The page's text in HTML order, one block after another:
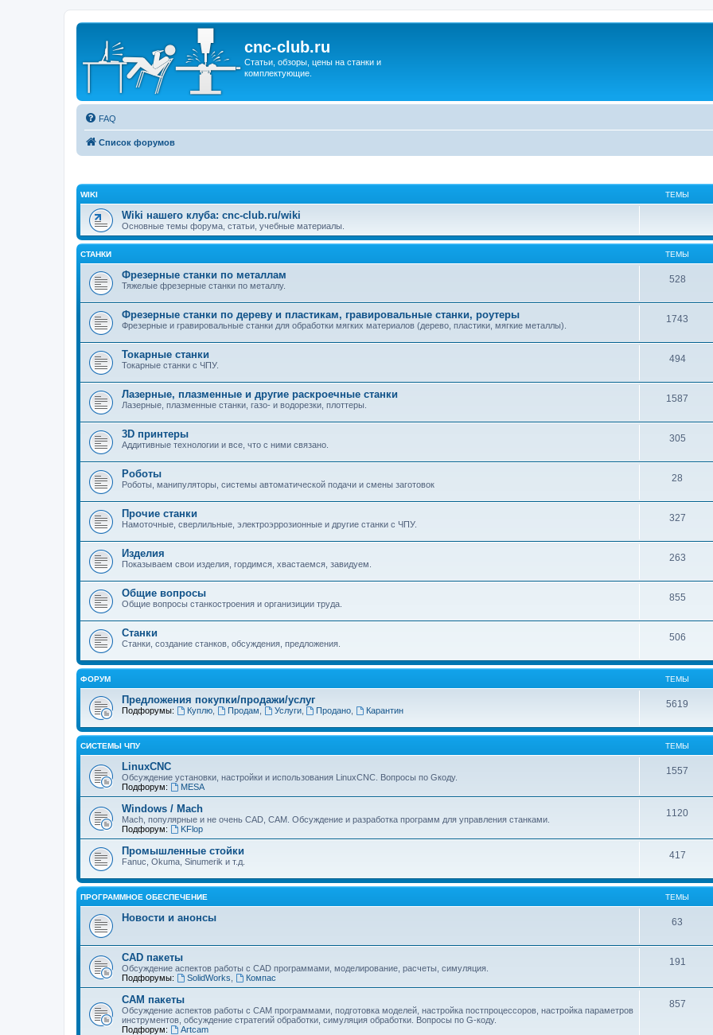
cnc-club.ru
Статьи, обзоры, цены на станки и
комплектующие.
FAQ
Список форумов
WIKI ТЕМЫ
Wiki нашего клуба: cnc-club.ru/wiki
Основные темы форума, статьи, учебные материалы.
СТАНКИ ТЕМЫ
Фрезерные станки по металлам
Тяжелые фрезерные станки по металлу.
528
Фрезерные станки по дереву и пластикам, гравировальные станки, роутеры
Фрезерные и гравировальные станки для обработки мягких материалов (дерево, пластики, мягкие металлы).
1743
Токарные станки
Токарные станки с ЧПУ.
494
Лазерные, плазменные и другие раскроечные станки
Лазерные, плазменные станки, газо- и водорезки, плоттеры.
1587
3D принтеры
Аддитивные технологии и все, что с ними связано.
305
Роботы
Роботы, манипуляторы, системы автоматической подачи и смены заготовок
28
Прочие станки
Намоточные, сверлильные, электроэррозионные и другие станки с ЧПУ.
327
Изделия
Показываем свои изделия, гордимся, хвастаемся, завидуем.
263
Общие вопросы
Общие вопросы станкостроения и организиции труда.
855
Станки
Станки, создание станков, обсуждения, предложения.
506
ФОРУМ ТЕМЫ
Предложения покупки/продажи/услуг
Подфорумы: Куплю, Продам Услуги, Продано Карантин
5619
СИСТЕМЫ ЧПУ ТЕМЫ
LinuxCNC
Обсуждение установки, настройки и использования LinuxCNC. Вопросы по Gкоду.
Подфорум:
MESA
1557
Windows / Mach
Mach, популярные и не очень CAD, CAM. Обсуждение и разработка программ для управления станками.
Подфорум:
KFlop
1120
Промышленные стойки
Fanuc, Okuma, Sinumerik и т.д.
417
ПРОГРАММНОЕ ОБЕСПЕЧЕНИЕ ТЕМЫ
Новости и анонсы 63
CAD пакеты
Обсуждение аспектов работы с CAD программами, моделирование, расчеты, симуляция.
Подфорумы:
SolidWorks Компас
191
CAM пакеты
Обсуждение аспектов работы с CAМ программами, подготовка моделей, настройка постпроцессоров, настройка параметров
инструментов, обсуждение стратегий обработки, симуляция обработки. Вопросы по G-коду.
Подфорум:
Artcam
857